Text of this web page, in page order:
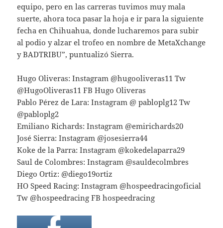
equipo, pero en las carreras tuvimos muy mala
suerte, ahora toca pasar la hoja e ir para la siguiente
fecha en Chihuahua, donde lucharemos para subir
al podio y alzar el trofeo en nombre de MetaXchange
y BADTRIBU”, puntualizó Sierra.
Hugo Oliveras: Instagram @hugooliveras11 Tw
@HugoOliveras11 FB Hugo Oliveras
Pablo Pérez de Lara: Instagram @ pabloplg12 Tw
@pabloplg2
Emiliano Richards: Instagram @emirichards20
José Sierra: Instagram @josesierra44
Koke de la Parra: Instagram @kokedelaparra29
Saul de Colombres: Instagram @sauldecolmbres
Diego Ortiz: @diego19ortiz
HO Speed Racing: Instagram @hospeedracingoficial
Tw @hospeedracing FB hospeedracing